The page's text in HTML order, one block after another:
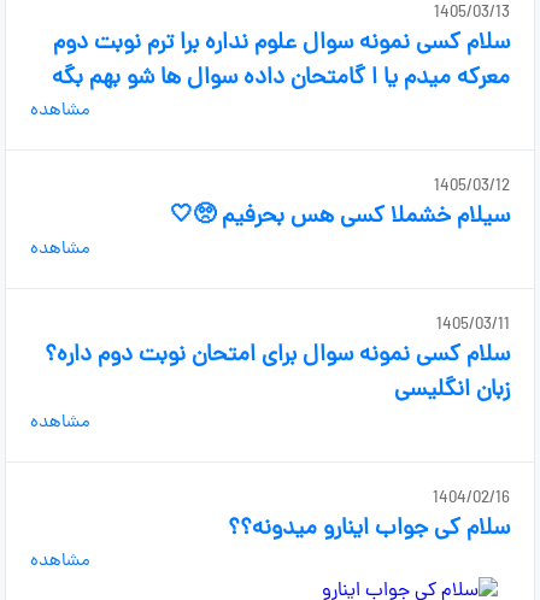
1405/03/13
سلام کسی نمونه سوال علوم نداره برا ترم نوبت دوم
معرکه میدم یا ا گامتحان داده سوال ها شو بهم بگه
مشاهده
1405/03/12
سیلام خشملا کسی هس بحرفیم 🥺🤍
مشاهده
1405/03/11
سلام کسی نمونه سوال برای امتحان نوبت دوم داره؟
زبان انگلیسی
مشاهده
1404/02/16
سلام کی جواب اینارو میدونه؟؟
مشاهده